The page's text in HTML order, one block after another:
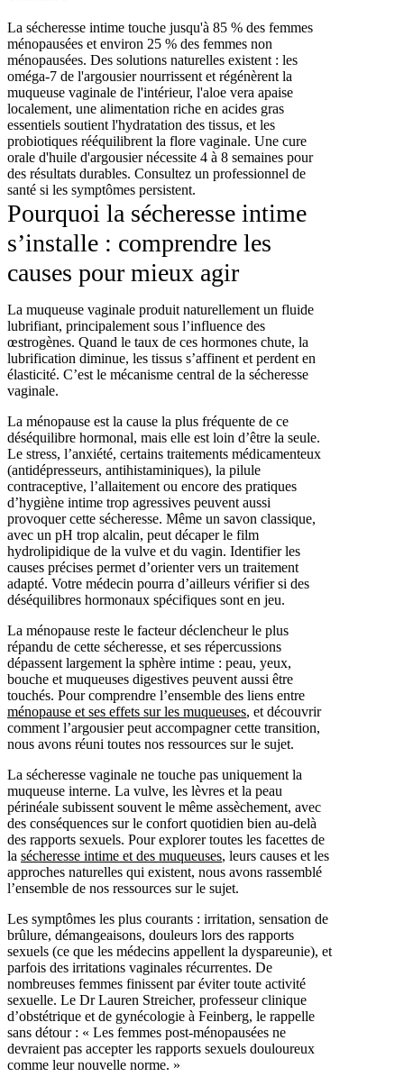
La sécheresse intime touche jusqu'à 85 % des femmes
ménopausées et environ 25 % des femmes non
ménopausées. Des solutions naturelles existent : les
oméga-7 de l'argousier nourrissent et régénèrent la
muqueuse vaginale de l'intérieur, l'aloe vera apaise
localement, une alimentation riche en acides gras
essentiels soutient l'hydratation des tissus, et les
probiotiques rééquilibrent la flore vaginale. Une cure
orale d'huile d'argousier nécessite 4 à 8 semaines pour
des résultats durables. Consultez un professionnel de
santé si les symptômes persistent.
Pourquoi la sécheresse intime
s’installe : comprendre les
causes pour mieux agir
La muqueuse vaginale produit naturellement un fluide
lubrifiant, principalement sous l’influence des
œstrogènes. Quand le taux de ces hormones chute, la
lubrification diminue, les tissus s’affinent et perdent en
élasticité. C’est le mécanisme central de la sécheresse
vaginale.
La ménopause est la cause la plus fréquente de ce
déséquilibre hormonal, mais elle est loin d’être la seule.
Le stress, l’anxiété, certains traitements médicamenteux
(antidépresseurs, antihistaminiques), la pilule
contraceptive, l’allaitement ou encore des pratiques
d’hygiène intime trop agressives peuvent aussi
provoquer cette sécheresse. Même un savon classique,
avec un pH trop alcalin, peut décaper le film
hydrolipidique de la vulve et du vagin. Identifier les
causes précises permet d’orienter vers un traitement
adapté. Votre médecin pourra d’ailleurs vérifier si des
déséquilibres hormonaux spécifiques sont en jeu.
La ménopause reste le facteur déclencheur le plus
répandu de cette sécheresse, et ses répercussions
dépassent largement la sphère intime : peau, yeux,
bouche et muqueuses digestives peuvent aussi être
touchés. Pour comprendre l’ensemble des liens entre
ménopause et ses effets sur les muqueuses, et découvrir
comment l’argousier peut accompagner cette transition,
nous avons réuni toutes nos ressources sur le sujet.
La sécheresse vaginale ne touche pas uniquement la
muqueuse interne. La vulve, les lèvres et la peau
périnéale subissent souvent le même assèchement, avec
des conséquences sur le confort quotidien bien au-delà
des rapports sexuels. Pour explorer toutes les facettes de
la sécheresse intime et des muqueuses, leurs causes et les
approches naturelles qui existent, nous avons rassemblé
l’ensemble de nos ressources sur le sujet.
Les symptômes les plus courants : irritation, sensation de
brûlure, démangeaisons, douleurs lors des rapports
sexuels (ce que les médecins appellent la dyspareunie), et
parfois des irritations vaginales récurrentes. De
nombreuses femmes finissent par éviter toute activité
sexuelle. Le Dr Lauren Streicher, professeur clinique
d’obstétrique et de gynécologie à Feinberg, le rappelle
sans détour : « Les femmes post-ménopausées ne
devraient pas accepter les rapports sexuels douloureux
comme leur nouvelle norme. »